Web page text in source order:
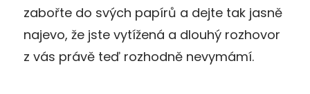
zabořte do svých papírů a dejte tak jasně
najevo, že jste vytížená a dlouhý rozhovor
z vás právě teď rozhodně nevymámí.